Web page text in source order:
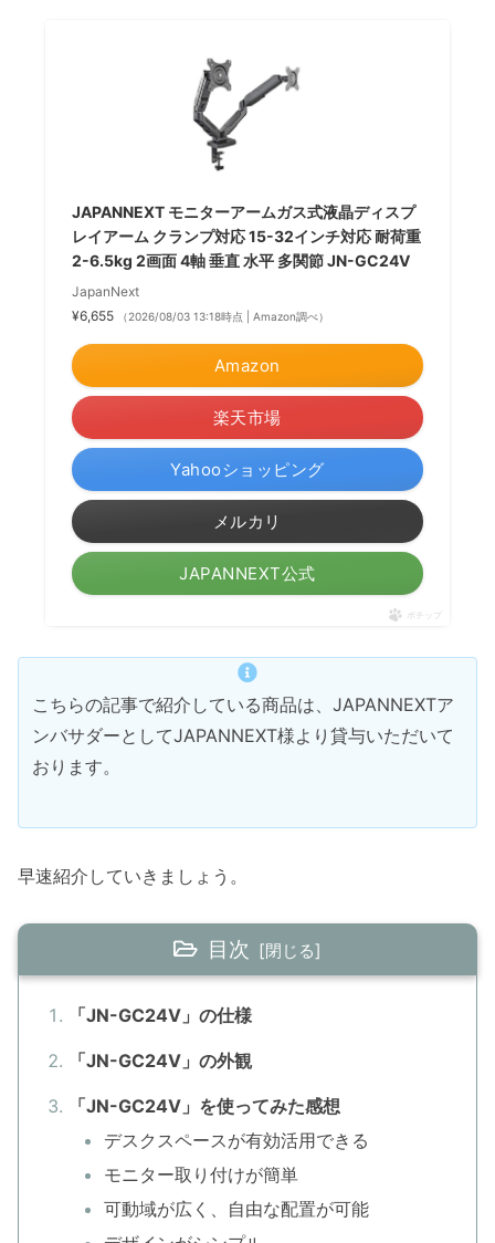
JAPANNEXT モニターアームガス式液晶ディスプ
レイアーム クランプ対応 15-32インチ対応 耐荷重
2-6.5kg 2画面 4軸 垂直 水平 多関節 JN-GC24V
JapanNext
¥6,655
（2026/08/03 13:18時点 | Amazon調べ）
Amazon
楽天市場
Yahooショッピング
メルカリ
JAPANNEXT公式
ポチップ
こちらの記事で紹介している商品は、JAPANNEXTア
ンバサダーとしてJAPANNEXT様より貸与いただいて
おります。
早速紹介していきましょう。
目次
「JN-GC24V」の仕様
「JN-GC24V」の外観
「JN-GC24V」を使ってみた感想
デスクスペースが有効活用できる
モニター取り付けが簡単
可動域が広く、自由な配置が可能